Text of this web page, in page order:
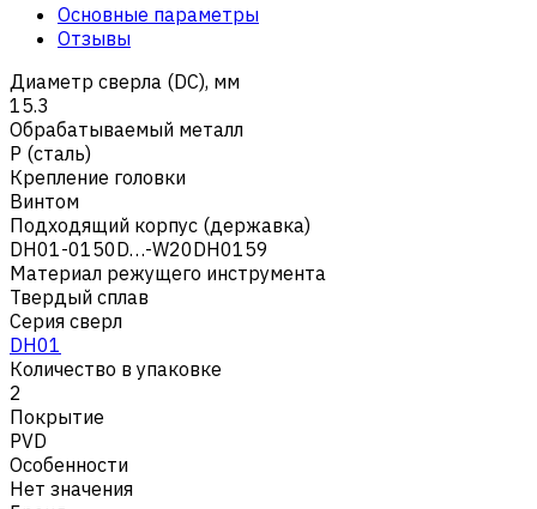
Основные параметры
Отзывы
Диаметр сверла (DC), мм
15.3
Обрабатываемый металл
Р (сталь)
Крепление головки
Винтом
Подходящий корпус (державка)
DH01-0150D…-W20DH0159
Материал режущего инструмента
Твердый сплав
Серия сверл
DH01
Количество в упаковке
2
Покрытие
PVD
Особенности
Нет значения